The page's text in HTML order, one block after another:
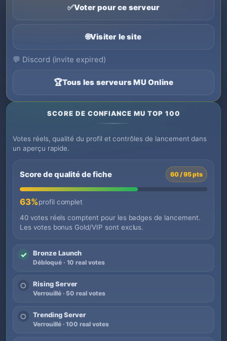
✅Voter pour ce serveur
🌐Visiter le site
💬 Discord (invite expired)
🏆Tous les serveurs MU Online
SCORE DE CONFIANCE MU TOP 100
Votes réels, qualité du profil et contrôles de lancement dans
un aperçu rapide.
Score de qualité de fiche 60 / 95 pts
63%profil complet
40 votes réels comptent pour les badges de lancement.
Les votes bonus Gold/VIP sont exclus.
✓ Bronze Launch
Débloqué · 10 real votes
○ Rising Server
Verrouillé · 50 real votes
○ Trending Server
Verrouillé · 100 real votes